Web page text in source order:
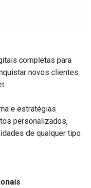
completas para
novos clientes
e estratégias
personalizados,
de qualquer tipo